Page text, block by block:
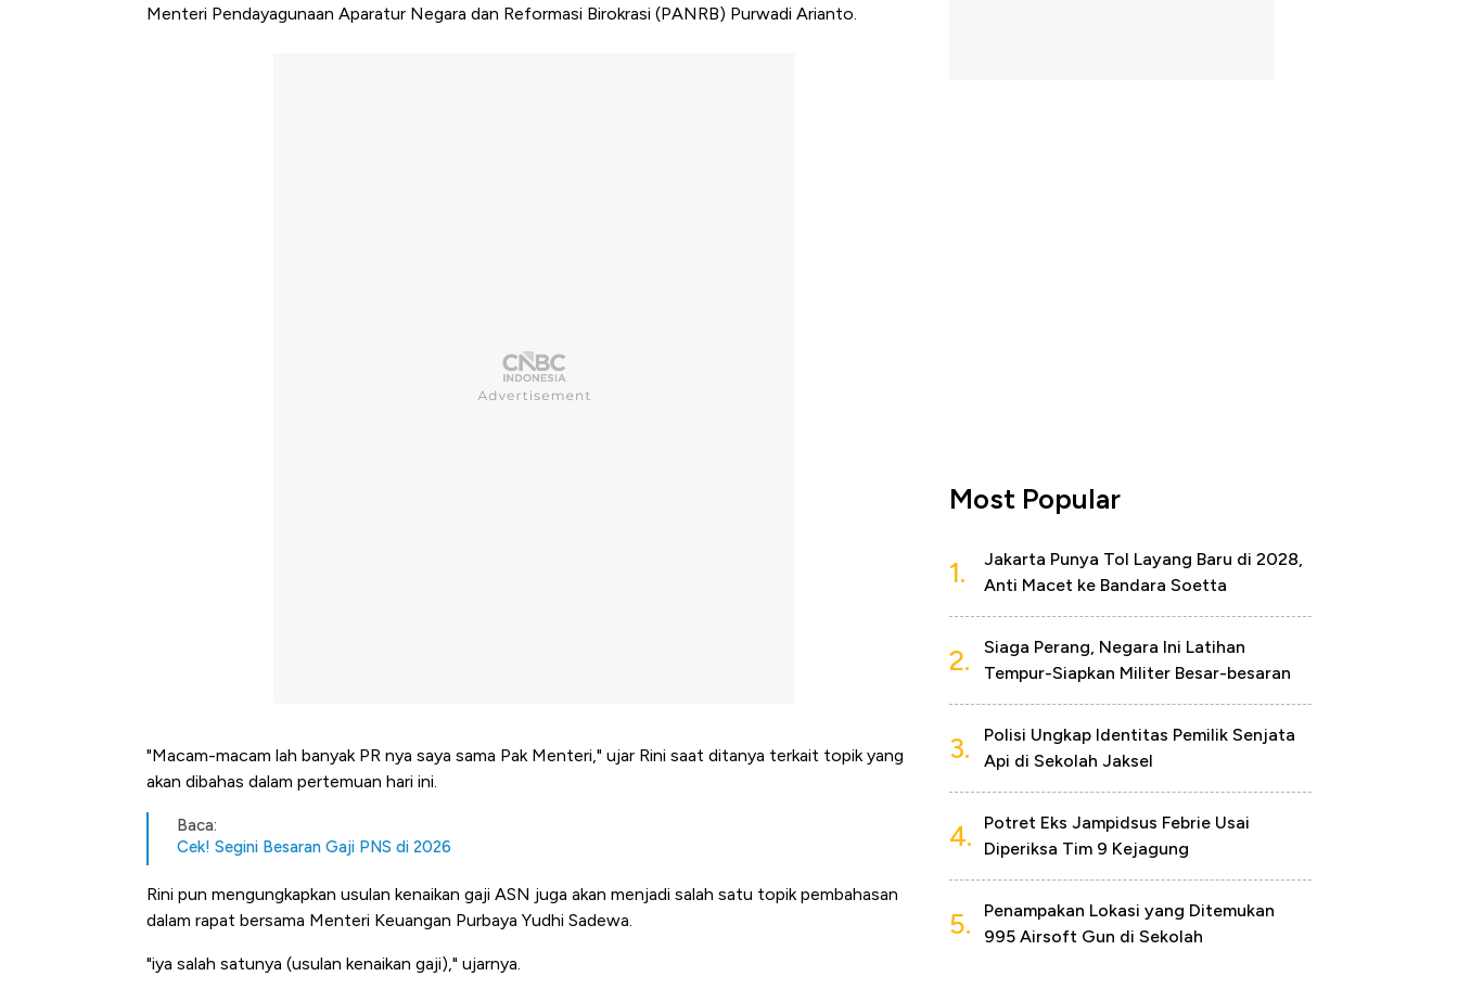
Menteri Pendayagunaan Aparatur Negara dan Reformasi Birokrasi (PANRB) Purwadi Arianto.
"Macam-macam lah banyak PR nya saya sama Pak Menteri," ujar Rini saat ditanya terkait topik yang
akan dibahas dalam pertemuan hari ini.
Baca:
Cek! Segini Besaran Gaji PNS di 2026
Rini pun mengungkapkan usulan kenaikan gaji ASN juga akan menjadi salah satu topik pembahasan
dalam rapat bersama Menteri Keuangan Purbaya Yudhi Sadewa.
"iya salah satunya (usulan kenaikan gaji)," ujarnya.
Most Popular
1.
Jakarta Punya Tol Layang Baru di 2028,
Anti Macet ke Bandara Soetta
2.
Siaga Perang, Negara Ini Latihan
Tempur-Siapkan Militer Besar-besaran
3.
Polisi Ungkap Identitas Pemilik Senjata
Api di Sekolah Jaksel
4.
Potret Eks Jampidsus Febrie Usai
Diperiksa Tim 9 Kejagung
5.
Penampakan Lokasi yang Ditemukan
995 Airsoft Gun di Sekolah